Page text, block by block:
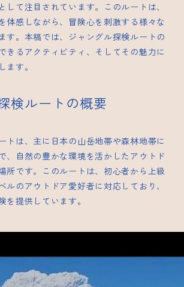
して注目されています。このルートは、
体感しながら、冒険心を刺激する様々な
す。本稿では、ジャングル探検ルートの
きるアクティビティ、そしてその魅力に
ます。
検ルートの概要
トは、主に日本の山岳地帯や森林地帯に
、自然の豊かな環境を活かしたアウトド
所です。このルートは、初心者から上級
ルのアウトドア愛好者に対応しており、
を提供しています。